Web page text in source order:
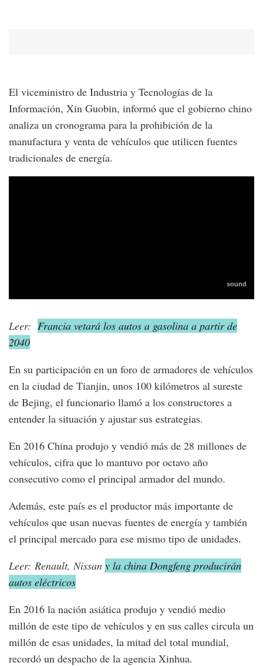
El viceministro de Industria y Tecnologías de la
Información, Xin Guobin, informó que el gobierno chino
analiza un cronograma para la prohibición de la
manufactura y venta de vehículos que utilicen fuentes
tradicionales de energía.
Leer: Francia vetará los autos a gasolina a partir de
2040
En su participación en un foro de armadores de vehículos
en la ciudad de Tianjin, unos 100 kilómetros al sureste
de Bejing, el funcionario llamó a los constructores a
entender la situación y ajustar sus estrategias.
En 2016 China produjo y vendió más de 28 millones de
vehículos, cifra que lo mantuvo por octavo año
consecutivo como el principal armador del mundo.
Además, este país es el productor más importante de
vehículos que usan nuevas fuentes de energía y también
el principal mercado para ese mismo tipo de unidades.
Leer: Renault, Nissan y la china Dongfeng producirán
autos eléctricos
En 2016 la nación asiática produjo y vendió medio
millón de este tipo de vehículos y en sus calles circula un
millón de esas unidades, la mitad del total mundial,
recordó un despacho de la agencia Xinhua.